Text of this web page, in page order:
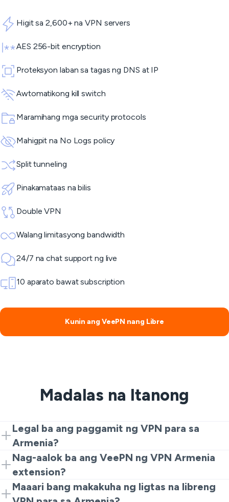
Higit sa 2,600+ na VPN servers
AES 256-bit encryption
Proteksyon laban sa tagas ng DNS at IP
Awtomatikong kill switch
Maramihang mga security protocols
Mahigpit na No Logs policy
Split tunneling
Pinakamataas na bilis
Double VPN
Walang limitasyong bandwidth
24/7 na chat support ng live
10 aparato bawat subscription
Kunin ang VeePN nang Libre
Madalas na Itanong
Legal ba ang paggamit ng VPN para sa
Armenia?
Oo. Ang mga VPN ay legal para sa privacy at seguridad.
Gayunpaman, ang mga ilegal na aktibidad ay bawal pa
Nag-aalok ba ang VeePN ng VPN Armenia
extension?
Oo. Magsimula sa Chrome extension para sa mabilis at
libreng Armenia VPN na karanasan. Mag-upgrade sa
Maaari bang makakuha ng ligtas na libreng